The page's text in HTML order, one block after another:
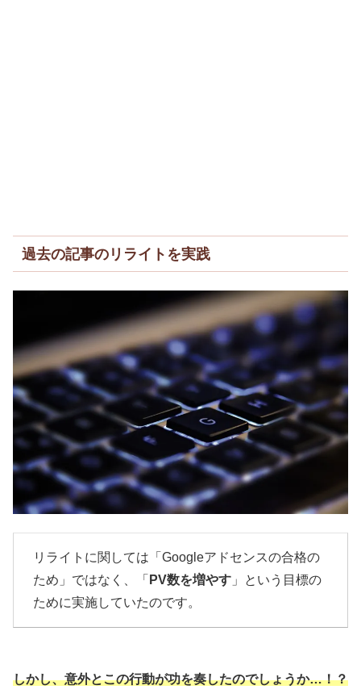
過去の記事のリライトを実践
リライトに関しては「Googleアドセンスの合格の
ため」ではなく、「 PV数を増やす 」という目標の
ために実施していたのです。
しかし、意外とこの行動が功を奏したのでしょうか…！？